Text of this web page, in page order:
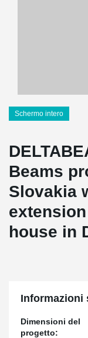
Schermo intero
Beams
Slovakia
house in
Informazioni
Dimensioni del
progetto: